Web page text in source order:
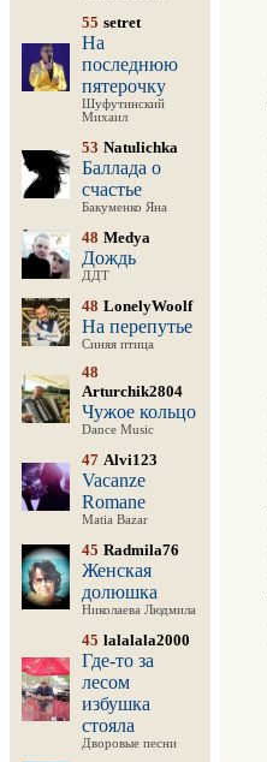
55 setret
На
последнюю
пятерочку
Шуфутинский
Михаил
53 Natulichka
Баллада о
счастье
Бакуменко Яна
48 Medya
Дождь
ДДТ
48 LonelyWoolf
На перепутье
Синяя птица
48
Arturchik2804
Чужое кольцо
Dance Music
47 Alvi123
Vacanze
Romane
Matia Bazar
45 Radmila76
Женская
долюшка
Николаева Людмила
45 lalalala2000
Где-то за
лесом
избушка
стояла
Дворовые песни